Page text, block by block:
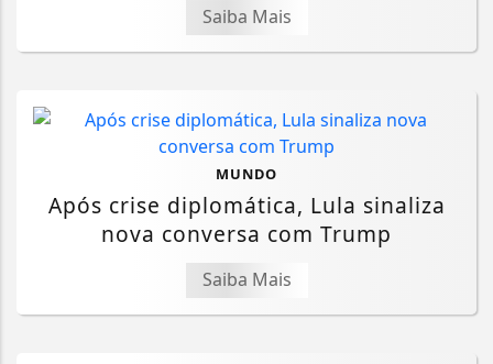
Saiba Mais
MUNDO
Após crise diplomática, Lula sinaliza
nova conversa com Trump
Saiba Mais